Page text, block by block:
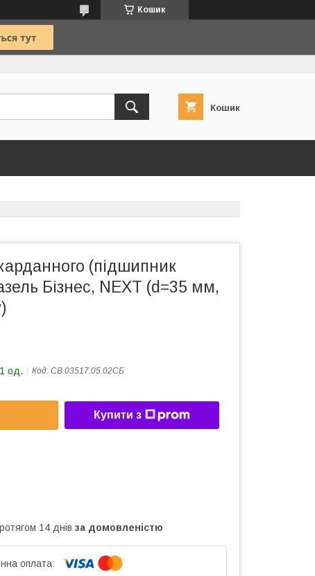
Кошик
Кошик
(підшипник
Бізнес, NEXT (d=35 мм,
од. Код: СВ.03517.05.02СБ
Купити з
14 днів за домовленістю